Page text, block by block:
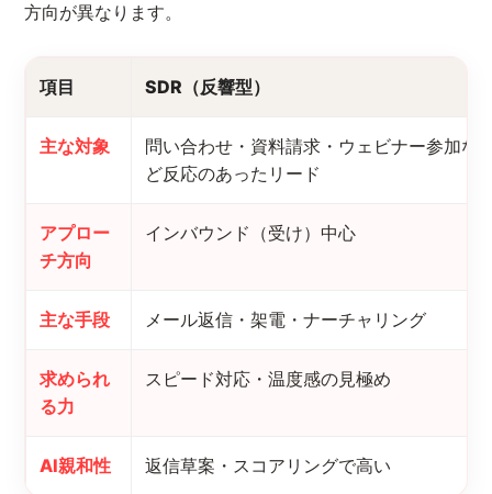
方向が異なります。
項目 SDR（反響型）
主な対象
問い合わせ・資料請求・ウェビナー参加な
ど反応のあったリード
アプロー
チ方向
インバウンド（受け）中心
主な手段 メール返信・架電・ナーチャリング
求められ
る力
スピード対応・温度感の見極め
AI親和性 返信草案・スコアリングで高い